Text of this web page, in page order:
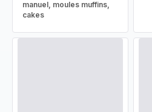
manuel, moules muffins,
cakes